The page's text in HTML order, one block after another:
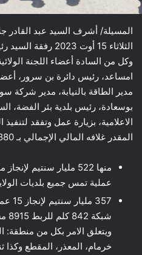
المسيلة/ أشرف السيد عبد القادر
الثلاثاء 15 أوت
وكل من السادة أعضاء اللجنة
امساعد، رئيس دائرة بن سرور،
مدير الطاقة بالنيابة، مدير شركة
بوسعادة، رئيس بلدية بئر الفضة،
الاعلامية، بزيارة عمل وتفقد لتنفيذ
المقدر غلافه المالي الإجمالي بـ 880 مليار سنتيم يضم:
عملية تمس جميع بلديات الولاية
ويتعلق الامر بكل من منطقة:
خرمام، المعذر، المقطع وكذا